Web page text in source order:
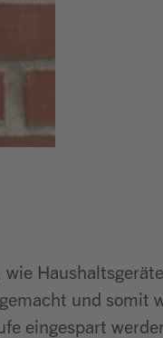
und somit
eingespart